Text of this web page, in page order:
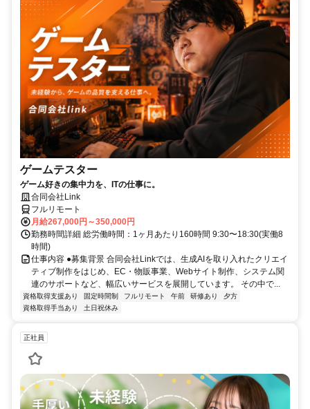
ゲームテスター
ゲーム好きの集中力を、ITの仕事に。
合同会社Link
フルリモート
月給267,000円～350,000円
勤務時間詳細 総労働時間：1ヶ月あたり160時間 9:30〜18:30(実働8
時間)
仕事内容 ●募集背景 合同会社Linkでは、生成AIを取り入れたクリエイ
ティブ制作をはじめ、EC・物販事業、Webサイト制作、システム関
連のサポートなど、幅広いサービスを展開しています。 その中で...
資格取得支援あり 固定時間制 フルリモート 午前 研修あり
夕方
資格取得手当あり
土日祝休み
正社員